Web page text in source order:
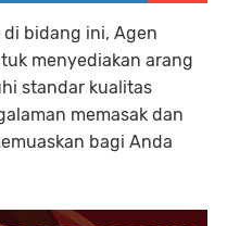
bidang ini, Agen
menyediakan arang
standar kualitas
memasak dan
bagi Anda